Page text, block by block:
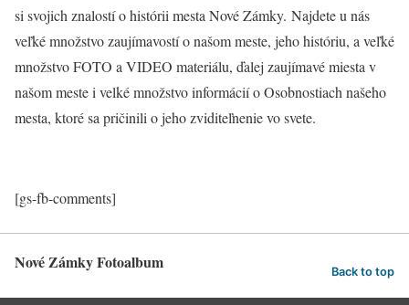
si svojich znalostí o histórii mesta Nové Zámky. Najdete u nás
veľké množstvo zaujímavostí o našom meste, jeho históriu, a veľké
množstvo FOTO a VIDEO materiálu, ďalej zaujímavé miesta v
našom meste i velké množstvo informácií o Osobnostiach našeho
mesta, ktoré sa pričinili o jeho zviditeľnenie vo svete.
[gs-fb-comments]
Nové Zámky Fotoalbum Back to top